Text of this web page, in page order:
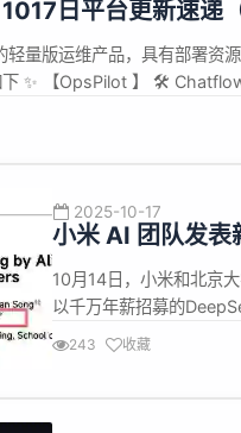
1017日平台更新速递
量版运维产品，具有部署资
✨ 【OpsPilot 】 🛠️
录和运营统计 📊 【节点管理
2025-10-17
小米 AI 团队发表
女署名
10月14日，小米和北京
以千万年薪招募的
意的是，论文作者中并
243 收藏